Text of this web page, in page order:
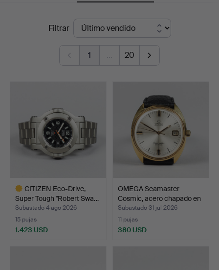
Hammarö
Auktionsverk
Filtrar
1 … 20
CITIZEN Eco-Drive,
Super Tough "Robert Swa…
Subastado 4 ago 2026
15 pujas
1.423 USD
OMEGA Seamaster
Cosmic, acero chapado en
o…
Subastado 31 jul 2026
11 pujas
380 USD